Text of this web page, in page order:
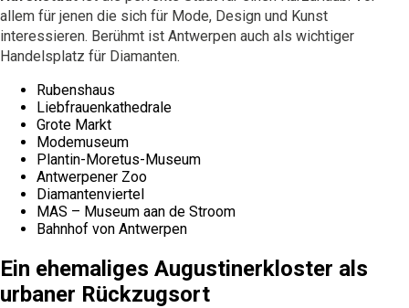
allem für jenen die sich für Mode, Design und Kunst
interessieren. Berühmt ist Antwerpen auch als wichtiger
Handelsplatz für Diamanten.
Rubenshaus
Liebfrauenkathedrale
Grote Markt
Modemuseum
Plantin-Moretus-Museum
Antwerpener Zoo
Diamantenviertel
MAS – Museum aan de Stroom
Bahnhof von Antwerpen
Ein ehemaliges Augustinerkloster als
urbaner Rückzugsort